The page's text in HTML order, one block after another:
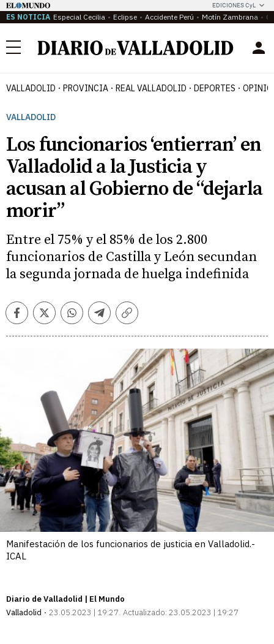
EDICIONES CyL
ES NOTICIA Especial Cecilia Eclipse Accidente Perú Motín Zambrana
Menú
VALLADOLID PROVINCIA REAL VALLADOLID DEPORTES
VALLADOLID
Los funcionarios ‘entierran’ en
Valladolid a la Justicia y
acusan al Gobierno de “dejarla
morir”
Entre el 75% y el 85% de los 2.800
funcionarios de Castilla y León secundan
la segunda jornada de huelga indefinida
FacebookTwitterWhatsappTelegramCopiar
Manifestación de los funcionarios de justicia en Valladolid.-
ICAL
Diario de Valladolid | El Mundo
Valladolid
23.05.2023 | 19:27 Actualizado: 23.05.2023 | 19:27